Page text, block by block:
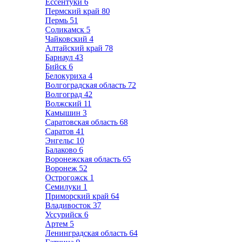
Ессентуки 6
Пермский край 80
Пермь 51
Соликамск 5
Чайковский 4
Алтайский край 78
Барнаул 43
Бийск 6
Белокуриха 4
Волгоградская область 72
Волгоград 42
Волжский 11
Камышин 3
Саратовская область 68
Саратов 41
Энгельс 10
Балаково 6
Воронежская область 65
Воронеж 52
Острогожск 1
Семилуки 1
Приморский край 64
Владивосток 37
Уссурийск 6
Артем 5
Ленинградская область 64